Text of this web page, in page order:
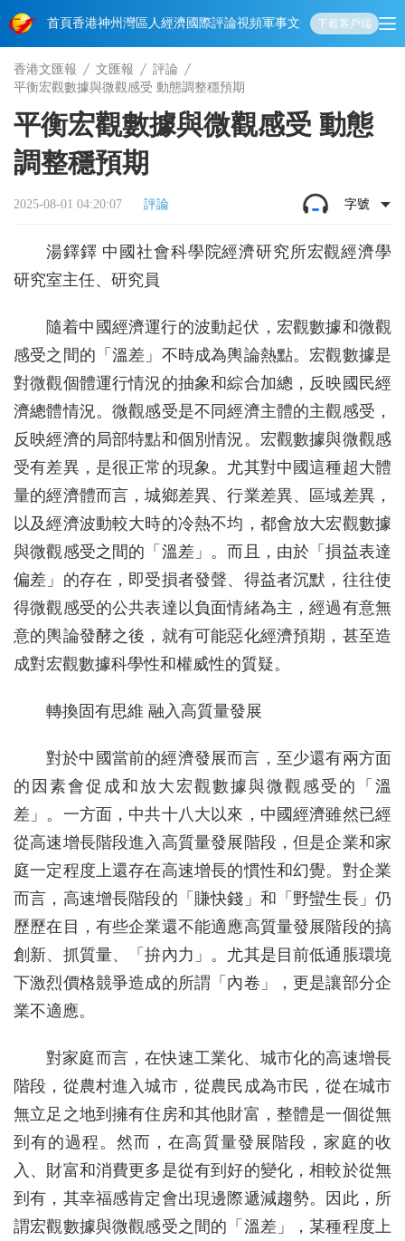
首頁香港神州 灣區人經濟國際評論視頻軍事文化 娛樂生活教育體
下載客戶端
香港文匯報 文匯報
評論
平衡宏觀數據與微觀感受 動態調整穩預期
平衡宏觀數據與微觀感受 動態
調整穩預期
2025-08-01 04:20:07 評論 字號
湯鐸鐸 中國社會科學院經濟研究所宏觀經濟學
研究室主任、研究員
隨着中國經濟運行的波動起伏，宏觀數據和微觀
感受之間的「溫差」不時成為輿論熱點。宏觀數據是
對微觀個體運行情況的抽象和綜合加總，反映國民經
濟總體情況。微觀感受是不同經濟主體的主觀感受，
反映經濟的局部特點和個別情況。宏觀數據與微觀感
受有差異，是很正常的現象。尤其對中國這種超大體
量的經濟體而言，城鄉差異、行業差異、區域差異，
以及經濟波動較大時的冷熱不均，都會放大宏觀數據
與微觀感受之間的「溫差」。而且，由於「損益表達
偏差」的存在，即受損者發聲、得益者沉默，往往使
得微觀感受的公共表達以負面情緒為主，經過有意無
意的輿論發酵之後，就有可能惡化經濟預期，甚至造
成對宏觀數據科學性和權威性的質疑。
轉換固有思維 融入高質量發展
對於中國當前的經濟發展而言，至少還有兩方面
的因素會促成和放大宏觀數據與微觀感受的「溫
差」。一方面，中共十八大以來，中國經濟雖然已經
從高速增長階段進入高質量發展階段，但是企業和家
庭一定程度上還存在高速增長的慣性和幻覺。對企業
而言，高速增長階段的「賺快錢」和「野蠻生長」仍
歷歷在目，有些企業還不能適應高質量發展階段的搞
創新、抓質量、「拚內力」。尤其是目前低通脹環境
下激烈價格競爭造成的所謂「內卷」，更是讓部分企
業不適應。
對家庭而言，在快速工業化、城市化的高速增長
階段，從農村進入城市，從農民成為市民，從在城市
無立足之地到擁有住房和其他財富，整體是一個從無
到有的過程。然而，在高質量發展階段，家庭的收
入、財富和消費更多是從有到好的變化，相較於從無
到有，其幸福感肯定會出現邊際遞減趨勢。因此，所
謂宏觀數據與微觀感受之間的「溫差」，某種程度上